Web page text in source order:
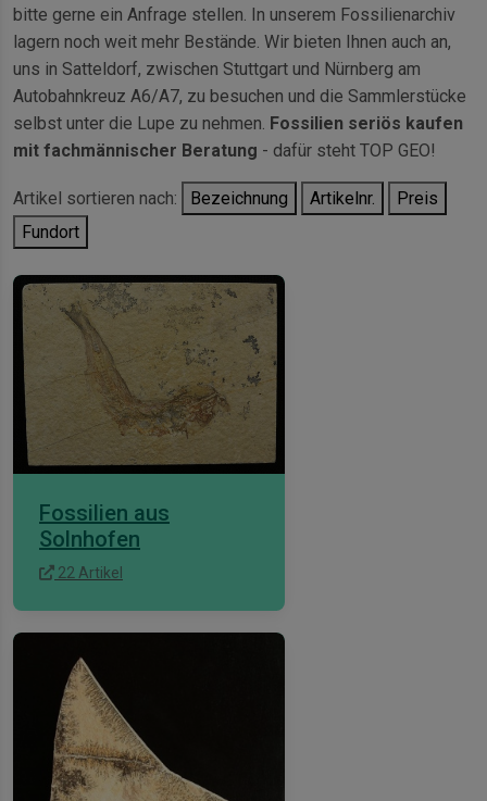
bitte gerne ein Anfrage stellen. In unserem Fossilienarchiv
lagern noch weit mehr Bestände. Wir bieten Ihnen auch an,
uns in Satteldorf, zwischen Stuttgart und Nürnberg am
Autobahnkreuz A6/A7, zu besuchen und die Sammlerstücke
selbst unter die Lupe zu nehmen. Fossilien seriös kaufen
mit fachmännischer Beratung - dafür steht TOP GEO!
Artikel sortieren nach: Bezeichnung Artikelnr.
Preis
Fundort
Fossilien aus
Solnhofen
22 Artikel